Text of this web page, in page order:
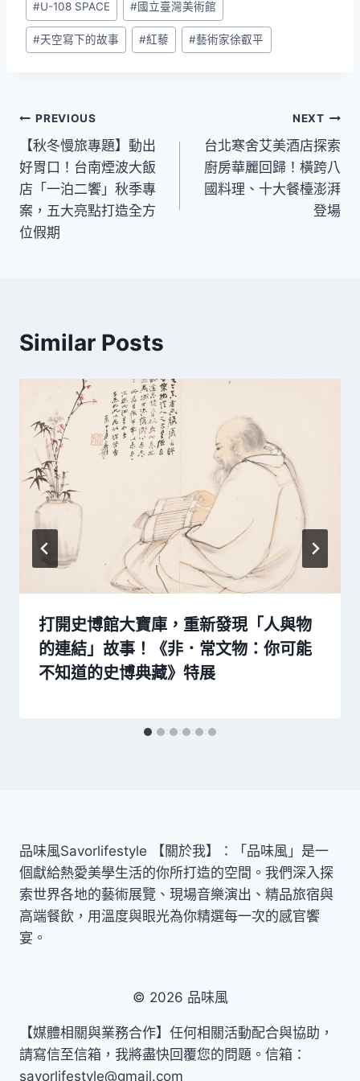
Tags:
#U-108 SPACE #國立臺灣美術館
#天空寫下的故事 #紅藜 #藝術家徐叡平
文
章
導
覽
PREVIOUS
【秋冬慢旅專題】動出
好胃口！台南煙波大飯
店「一泊二饗」秋季專
案，五大亮點打造全方
位假期
NEXT
台北寒舍艾美酒店探索
廚房華麗回歸！橫跨八
國料理、十大餐檯澎湃
登場
Similar Posts
打開史博館大寶庫，重新發現「人與物
的連結」故事！《非．常文物：你可能
不知道的史博典藏》特展
品味風Savorlifestyle 【關於我】：「品味風」是一
個獻給熱愛美學生活的你所打造的空間。我們深入探
索世界各地的藝術展覽、現場音樂演出、精品旅宿與
高端餐飲，用溫度與眼光為你精選每一次的感官饗
宴。
© 2026 品味風
【媒體相關與業務合作】任何相關活動配合與協助，
請寫信至信箱，我將盡快回覆您的問題。信箱：
savorlifestyle@gmail.com